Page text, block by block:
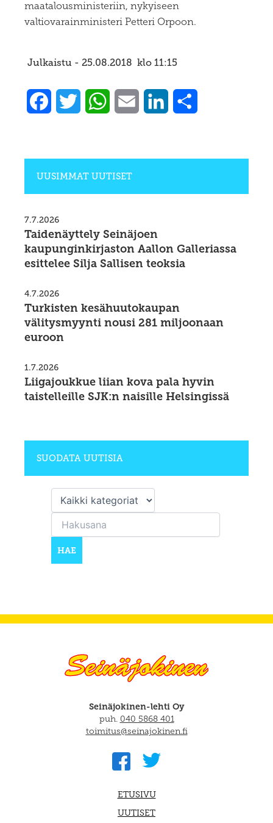
maatalousministeriin, nykyiseen
valtiovarainministeri Petteri Orpoon.
Julkaistu - 25.08.2018 klo 11:15
FacebookTwitter WhatsApp
Email LinkedIn
UUSIMMAT UUTISET
7.7.2026
Taidenäyttely Seinäjoen
kaupunginkirjaston Aallon Galleriassa
esittelee Silja Sallisen teoksia
4.7.2026
Turkisten kesähuutokaupan
välitysmyynti nousi 281 miljoonaan
euroon
1.7.2026
Liigajoukkue liian kova pala hyvin
taistelleille SJK:n naisille Helsingissä
SUODATA UUTISIA
Seinäjokinen-lehti Oy
puh. 040 5868 401
toimitus@seinajokinen.fi
ETUSIVU
UUTISET